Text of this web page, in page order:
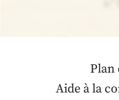
Plan
Aide à la